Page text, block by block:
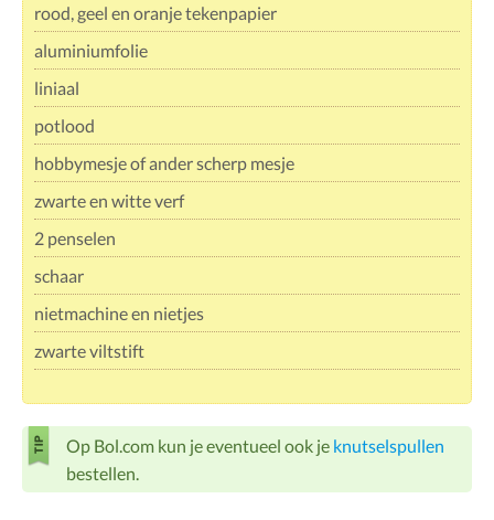
rood, geel en oranje tekenpapier
aluminiumfolie
liniaal
potlood
hobbymesje of ander scherp mesje
zwarte en witte verf
2 penselen
schaar
nietmachine en nietjes
zwarte viltstift
Op Bol.com kun je eventueel ook je knutselspullen
bestellen.